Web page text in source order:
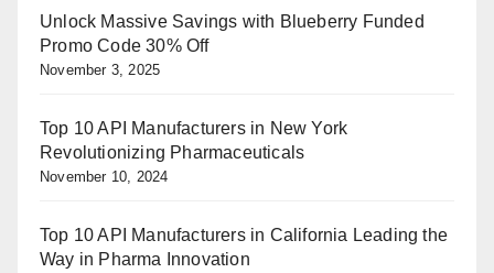
Unlock Massive Savings with Blueberry Funded
Promo Code 30% Off
November 3, 2025
Top 10 API Manufacturers in New York
Revolutionizing Pharmaceuticals
November 10, 2024
Top 10 API Manufacturers in California Leading the
Way in Pharma Innovation